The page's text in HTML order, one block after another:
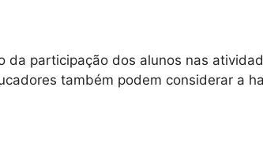
da participação dos alunos nas
também podem considerar a